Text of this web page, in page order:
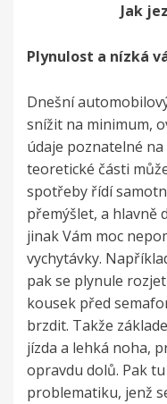
Jak
Plynulost a nízká
Dnešní
snížit na minimum,
údaje poznatelné
teoretické části
spotřeby řídí
přemýšlet, a hlavně
jinak Vám moc
vychytávky.
pak se plynule
kousek před
brzdit. Takže
jízda a lehká noha,
opravdu dolů. Pak
problematiku, jenž